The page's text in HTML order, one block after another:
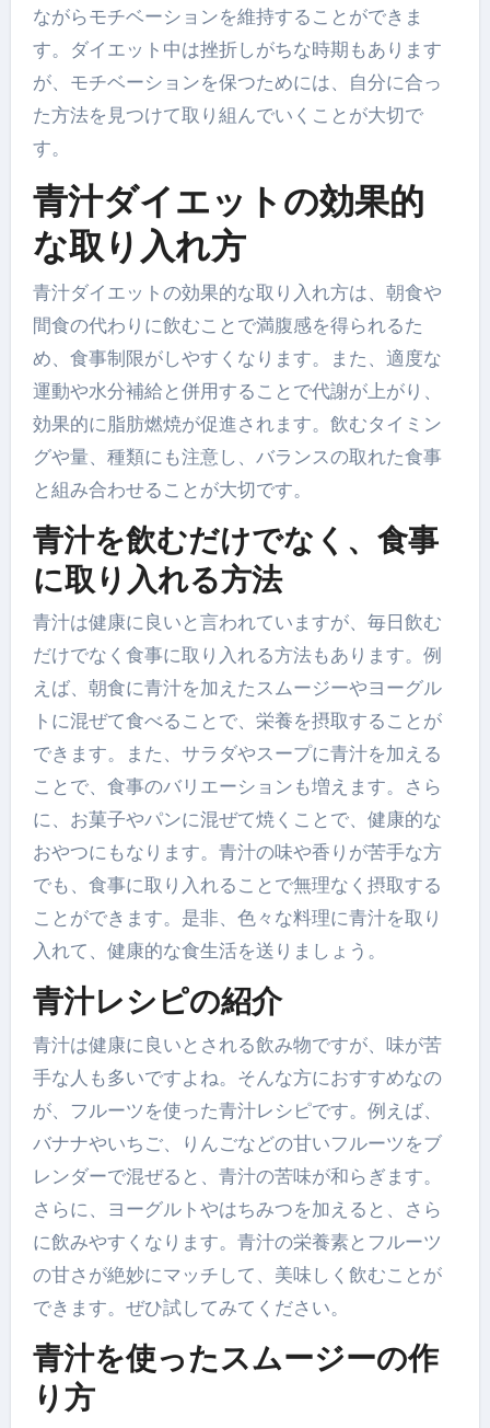
ながらモチベーションを維持することができま
す。ダイエット中は挫折しがちな時期もあります
が、モチベーションを保つためには、自分に合っ
た方法を見つけて取り組んでいくことが大切で
す。
青汁ダイエットの効果的
な取り入れ方
青汁ダイエットの効果的な取り入れ方は、朝食や
間食の代わりに飲むことで満腹感を得られるた
め、食事制限がしやすくなります。また、適度な
運動や水分補給と併用することで代謝が上がり、
効果的に脂肪燃焼が促進されます。飲むタイミン
グや量、種類にも注意し、バランスの取れた食事
と組み合わせることが大切です。
青汁を飲むだけでなく、食事
に取り入れる方法
青汁は健康に良いと言われていますが、毎日飲む
だけでなく食事に取り入れる方法もあります。例
えば、朝食に青汁を加えたスムージーやヨーグル
トに混ぜて食べることで、栄養を摂取することが
できます。また、サラダやスープに青汁を加える
ことで、食事のバリエーションも増えます。さら
に、お菓子やパンに混ぜて焼くことで、健康的な
おやつにもなります。青汁の味や香りが苦手な方
でも、食事に取り入れることで無理なく摂取する
ことができます。是非、色々な料理に青汁を取り
入れて、健康的な食生活を送りましょう。
青汁レシピの紹介
青汁は健康に良いとされる飲み物ですが、味が苦
手な人も多いですよね。そんな方におすすめなの
が、フルーツを使った青汁レシピです。例えば、
バナナやいちご、りんごなどの甘いフルーツをブ
レンダーで混ぜると、青汁の苦味が和らぎます。
さらに、ヨーグルトやはちみつを加えると、さら
に飲みやすくなります。青汁の栄養素とフルーツ
の甘さが絶妙にマッチして、美味しく飲むことが
できます。ぜひ試してみてください。
青汁を使ったスムージーの作
り方